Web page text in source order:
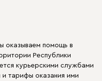
оказываем помощь в
Республики
курьерскими службами
и тарифы оказания ими